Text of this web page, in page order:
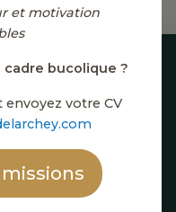
et motivation
cadre bucolique ?
votre CV